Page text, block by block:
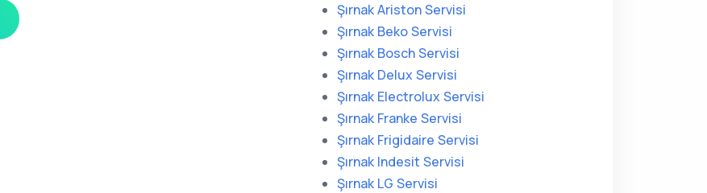
Şırnak Ariston Servisi
Şırnak Beko Servisi
Şırnak Bosch Servisi
Şırnak Delux Servisi
Şırnak Electrolux Servisi
Şırnak Franke Servisi
Şırnak Frigidaire Servisi
Şırnak Indesit Servisi
Şırnak LG Servisi